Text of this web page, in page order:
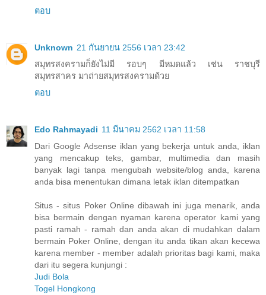
ตอบ
Unknown 21 กันยายน 2556 เวลา 23:42
สมุทรสงครามก็ยังไม่มี รอบๆ มีหมดแล้ว เช่น ราชบุรี
สมุทรสาคร มาถ่ายสมุทรสงครามด้วย
ตอบ
Edo Rahmayadi 11 มีนาคม 2562 เวลา 11:58
Dari Google Adsense iklan yang bekerja untuk anda, iklan
yang mencakup teks, gambar, multimedia dan masih
banyak lagi tanpa mengubah website/blog anda, karena
anda bisa menentukan dimana letak iklan ditempatkan
Situs - situs Poker Online dibawah ini juga menarik, anda
bisa bermain dengan nyaman karena operator kami yang
pasti ramah - ramah dan anda akan di mudahkan dalam
bermain Poker Online, dengan itu anda tikan akan kecewa
karena member - member adalah prioritas bagi kami, maka
dari itu segera kunjungi :
Judi Bola
Togel Hongkong